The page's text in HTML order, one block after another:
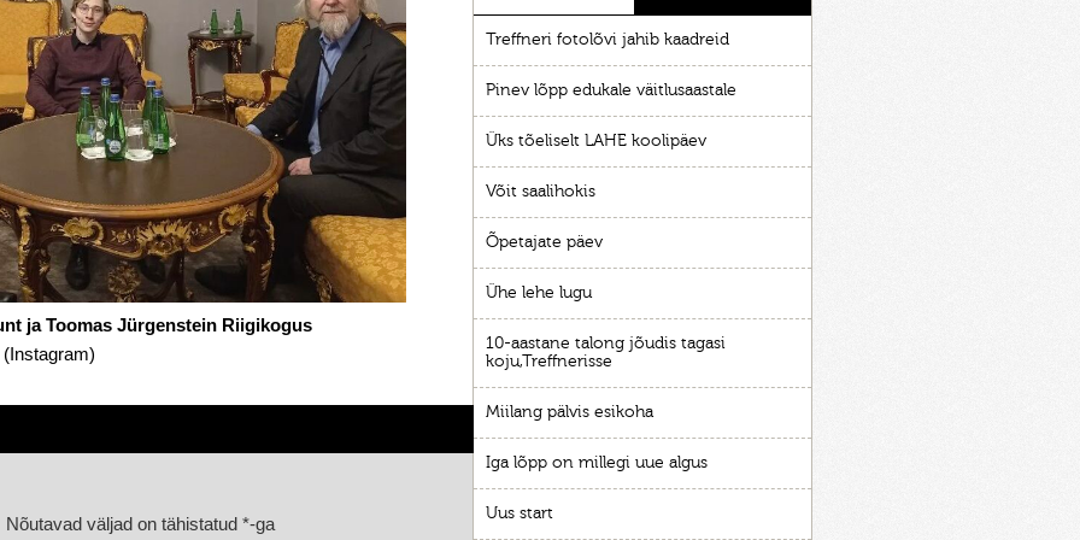
ja Toomas Jürgenstein Riigikogus
Treffneri fotolõvi jahib kaadreid
Pinev lõpp edukale väitlusaastale
Üks tõeliselt LAHE koolipäev
Võit saalihokis
Õpetajate päev
Ühe lehe lugu
10-aastane talong jõudis tagasi
koju,Treffnerisse
Miilang pälvis esikoha
Iga lõpp on millegi uue algus
Uus start
Nõutavad väljad on tähistatud *-ga